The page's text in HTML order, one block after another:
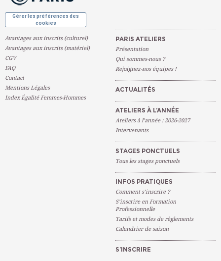
Gérer les préférences des
cookies
Avantages aux inscrits (culturel)
Avantages aux inscrits (matériel)
CGV
FAQ
Contact
Mentions Légales
Index Égalité Femmes-Hommes
PARIS ATELIERS
Présentation
Qui sommes-nous ?
Rejoignez-nos équipes !
ACTUALITÉS
ATELIERS À L’ANNÉE
Ateliers à l’année : 2026-2027
Intervenants
STAGES PONCTUELS
Tous les stages ponctuels
INFOS PRATIQUES
Comment s’inscrire ?
S’inscrire en Formation
Professionnelle
Tarifs et modes de règlements
Calendrier de saison
S’INSCRIRE